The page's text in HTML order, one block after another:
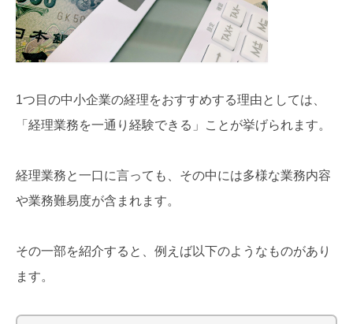
1つ目の中小企業の経理をおすすめする理由としては、
「経理業務を一通り経験できる」ことが挙げられます。
経理業務と一口に言っても、その中には多様な業務内容
や業務難易度が含まれます。
その一部を紹介すると、例えば以下のようなものがあり
ます。